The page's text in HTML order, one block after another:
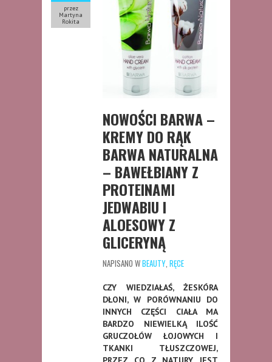
przez
Martyna
Rokita
NOWOŚCI BARWA –
KREMY DO RĄK
BARWA NATURALNA
– BAWEŁBIANY Z
PROTEINAMI
JEDWABIU I
ALOESOWY Z
GLICERYNĄ
NAPISANO WBEAUTY, RĘCE
CZY WIEDZIAŁAŚ, ŻESKÓRA
DŁONI, W PORÓWNANIU DO
INNYCH CZĘŚCI CIAŁA MA
BARDZO NIEWIELKĄ ILOŚĆ
GRUCZOŁÓW ŁOJOWYCH I
TKANKI TŁUSZCZOWEJ,